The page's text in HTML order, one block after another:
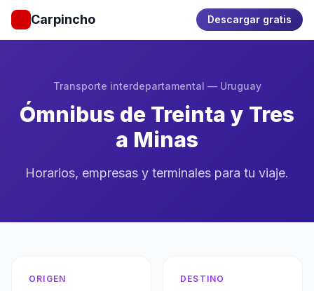
Carpincho Descargar gratis
Transporte interdepartamental — Uruguay
Ómnibus de Treinta y Tres
a Minas
Horarios, empresas y terminales para tu viaje.
ORIGEN DESTINO